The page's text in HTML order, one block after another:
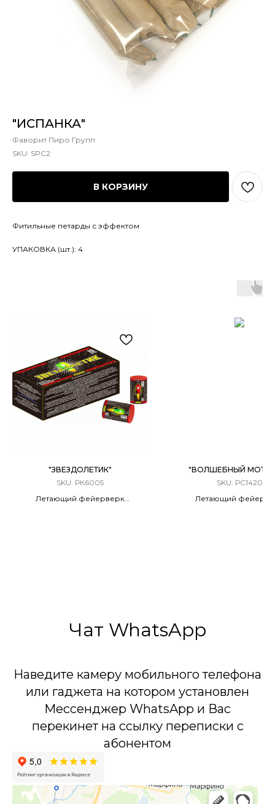
"ИСПАНКА"
Фаворит Пиро Групп
SKU: SPC2
В КОРЗИНУ
Фитильные петарды с эффектом
УПАКОВКА (шт.): 4
"ЗВЕЗДОЛЕТИК"
SKU: РК6005
Летающий фейерверк
"ВОЛШЕБНЫЙ
SKU: РС1420
Летающий
Чат WhatsApp
Наведите камеру мобильного телефона
или гаджета на котором установлен
Мессенджер WhatsApp и Вас
перекинет на ссылку переписки с
абонентом